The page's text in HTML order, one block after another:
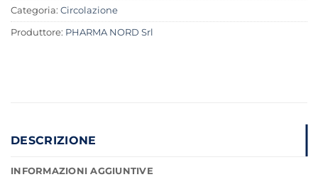
Categoria: Circolazione
Produttore: PHARMA NORD Srl
DESCRIZIONE
INFORMAZIONI AGGIUNTIVE